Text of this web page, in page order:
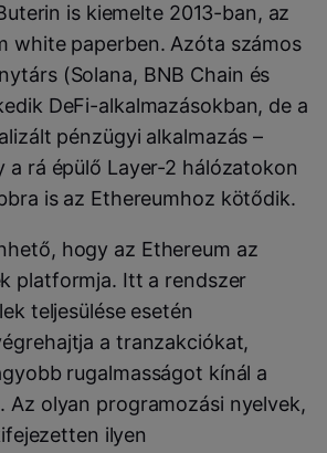
is kiemelte 2013-ban, az
white paperben. Azóta számos
(Solana, BNB Chain és
DeFi-alkalmazásokban, de a
pénzügyi alkalmazás –
a rá épülő Layer-2 hálózatokon
is az Ethereumhoz kötődik.
hogy az Ethereum az
platformja. Itt a rendszer
teljesülése esetén
a tranzakciókat,
rugalmasságot kínál a
Az olyan programozási nyelvek,
ilyen